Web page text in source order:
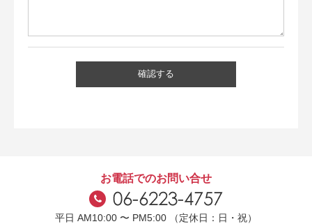
お電話でのお問い合せ
平日 AM10:00 〜 PM5:00 （定休日：日・祝）